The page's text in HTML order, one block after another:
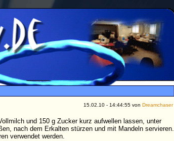
15.02.10 - 14:44:55 von Dreamchaser
und 150 g Zucker kurz aufwellen lassen, unter
nach dem Erkalten stürzen und mit Mandeln servieren.
verwendet werden.